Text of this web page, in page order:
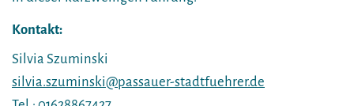
Kontakt:
Silvia Szuminski
silvia.szuminski@passauer-stadtfuehrer.de